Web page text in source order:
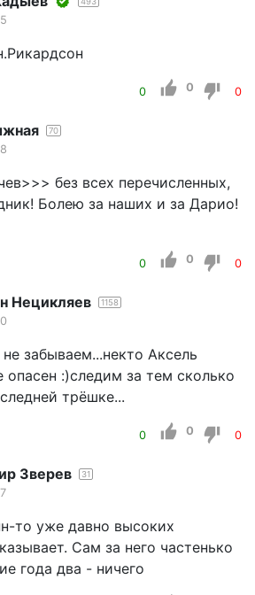
0 0 0
70
без всех перечисленных,
Болею за наших и за Дарио!
0 0 0
Нецикляев 1158
забываем...некто Аксель
опасен :)следим за тем сколько
трёшке...
0 0 0
Зверев 31
то уже давно высоких
Сам за него частенько
года два - ничего